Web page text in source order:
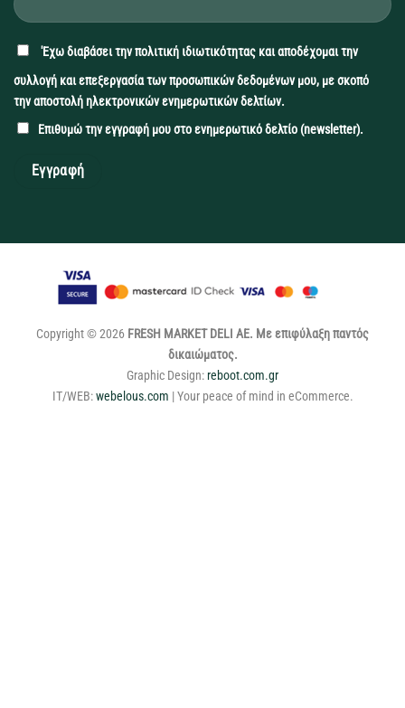
'Εχω διαβάσει τηνπολιτική ιδιωτικότητας και αποδέχομαι την
συλλογή και επεξεργασία των προσωπικών δεδομένων μου, με σκοπό
την αποστολή ηλεκτρονικών ενημερωτικών δελτίων.
Επιθυμώ την εγγραφή μου στο ενημερωτικό δελτίο (newsletter).
Copyright © 2026 FRESH MARKET DELI ΑΕ. Με επιφύλαξη παντός
δικαιώματος.
Graphic Design: reboot.com.gr
IT/WEB:webelous.com | Your peace of mind in eCommerce.